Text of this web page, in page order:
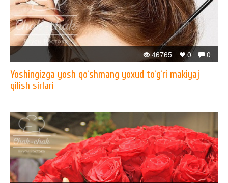
0
0
46765
Yoshingizga yosh qo‘shmang yoxud to‘g‘ri makiyaj
qilish sirlari